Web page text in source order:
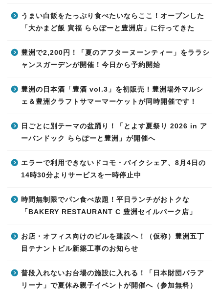
うまい白飯をたっぷり食べたいならここ！オープンした
「大かまど飯 寅福 ららぽーと豊洲店」に行ってきた
豊洲で2,200円！「夏のアフターヌーンティー」をララシ
ャンスガーデンが開催！今日から予約開始
豊洲の日本酒「豊酒 vol.3」を初販売！豊洲場外マルシ
ェ＆豊洲クラフトサマーマーケットが同時開催です！
日ごとに別テーマの盆踊り！「とよす夏祭り 2026 in ア
ーバンドック ららぽーと豊洲」が開催へ
エラーで利用できないドコモ・バイクシェア、8月4日の
14時30分よりサービスを一時停止中
時間無制限でパン食べ放題！平日ランチがおトクな
「BAKERY RESTAURANT C 豊洲セイルパーク店」
お店・オフィス向けのビルを建設へ！（仮称）豊洲五丁
目テナントビル新築工事のお知らせ
普段入れないお台場の施設に入れる！「日本財団パラア
リーナ」で夏休み親子イベントが開催へ（参加無料）